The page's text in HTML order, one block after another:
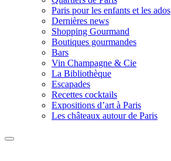
Paris pour les enfants et les ados
Dernières news
Shopping Gourmand
Boutiques gourmandes
Bars
Vin Champagne & Cie
La Bibliothèque
Escapades
Recettes cocktails
Expositions d’art à Paris
Les châteaux autour de Paris